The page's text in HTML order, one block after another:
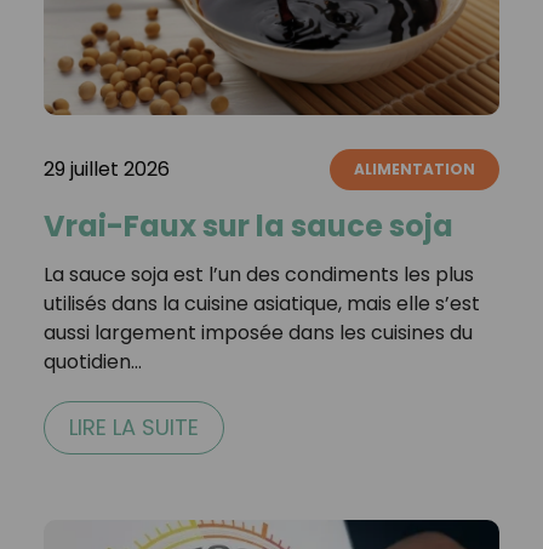
29 juillet 2026 ALIMENTATION
Vrai-Faux sur la sauce soja
La sauce soja est l’un des condiments les plus
utilisés dans la cuisine asiatique, mais elle s’est
aussi largement imposée dans les cuisines du
quotidien…
LIRE LA SUITE